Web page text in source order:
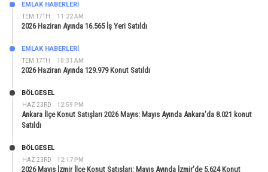
TEM 17TH 11:22 AM
EMLAK HABERLERI
2026 Haziran Ayında 16.565 İş Yeri Satıldı
TEM 17TH 10:31 AM
EMLAK HABERLERI
2026 Haziran Ayında 129.979 Konut Satıldı
HAZ 23RD 12:59 PM
BÖLGESEL
Ankara İlçe Konut Satışları 2026 Mayıs: Mayıs Ayında Ankara’da 8.021 konut
Satıldı
HAZ 23RD 12:17 PM
BÖLGESEL
2026 Mayıs İzmir İlçe Konut Satışları: Mayıs Ayında İzmir’de 5.624 Konut